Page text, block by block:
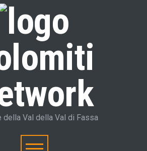
della Val della Val di Fassa